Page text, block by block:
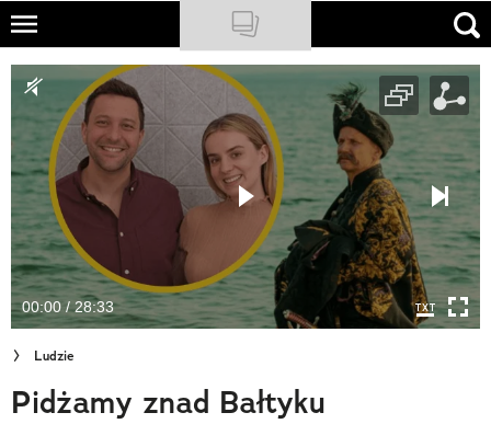
Skip
main
content
NATIONAL GEOGRAPHIC
TRAVELER
PODCASTY
Sklep
Newsletter
Cuda Polski
Wielki Konkurs Fotograficzny
Trendbook Podróżniczy
00:00 / 28:33
Ludzie
Pidżamy znad Bałtyku